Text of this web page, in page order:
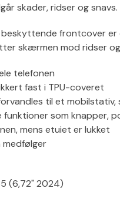
skader, ridser og snavs.
frontcover
skærmen mod ridser og
telefonen
fast i TPU-coveret
til et mobilstativ,
som knapper,
mens etuiet er lukket
(6,72" 2024)